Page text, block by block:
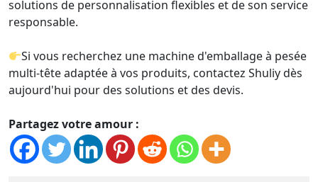
solutions de personnalisation flexibles et de son service
responsable.
Si vous recherchez une machine d'emballage à pesée
multi-tête adaptée à vos produits, contactez Shuliy dès
aujourd'hui pour des solutions et des devis.
Partagez votre amour :